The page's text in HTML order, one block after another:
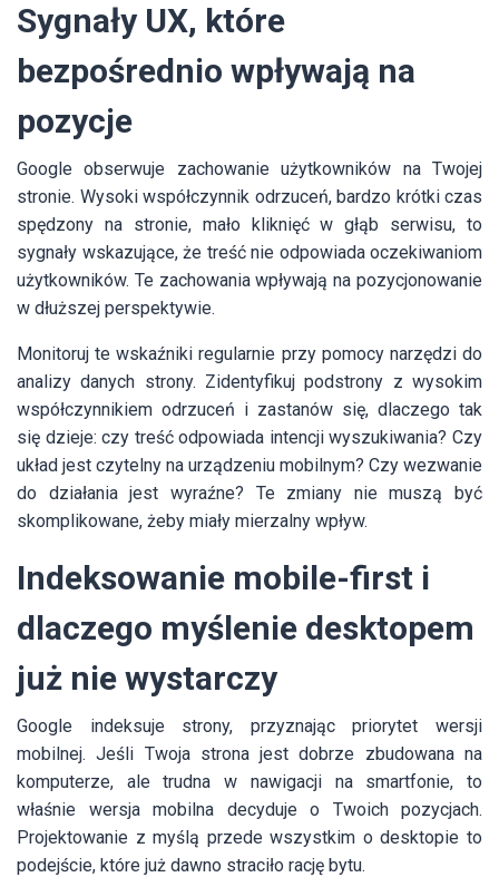
Sygnały UX, które
bezpośrednio wpływają na
pozycje
Google obserwuje zachowanie użytkowników na Twojej
stronie. Wysoki współczynnik odrzuceń, bardzo krótki czas
spędzony na stronie, mało kliknięć w głąb serwisu, to
sygnały wskazujące, że treść nie odpowiada oczekiwaniom
użytkowników. Te zachowania wpływają na pozycjonowanie
w dłuższej perspektywie.
Monitoruj te wskaźniki regularnie przy pomocy narzędzi do
analizy danych strony. Zidentyfikuj podstrony z wysokim
współczynnikiem odrzuceń i zastanów się, dlaczego tak
się dzieje: czy treść odpowiada intencji wyszukiwania? Czy
układ jest czytelny na urządzeniu mobilnym? Czy wezwanie
do działania jest wyraźne? Te zmiany nie muszą być
skomplikowane, żeby miały mierzalny wpływ.
Indeksowanie mobile-first i
dlaczego myślenie desktopem
już nie wystarczy
Google indeksuje strony, przyznając priorytet wersji
mobilnej. Jeśli Twoja strona jest dobrze zbudowana na
komputerze, ale trudna w nawigacji na smartfonie, to
właśnie wersja mobilna decyduje o Twoich pozycjach.
Projektowanie z myślą przede wszystkim o desktopie to
podejście, które już dawno straciło rację bytu.